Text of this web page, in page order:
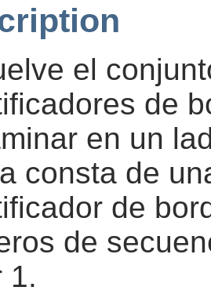
el
de
en un
consta de
de
de
1.